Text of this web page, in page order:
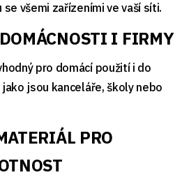
všemi zařízeními ve vaší síti.
I FIRMY
pro domácí použití i do
jsou kanceláře, školy nebo
PRO